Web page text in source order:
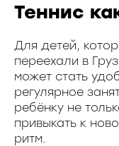
Теннис
Для детей,
переехали в
может стать
регулярное
ребёнку не
привыкать к
ритм.